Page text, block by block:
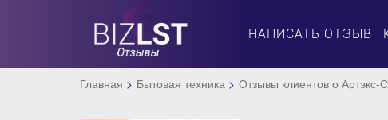
НАПИСАТЬ ОТЗЫВ
Главная Бытовая техника Отзывы клиентов о Артэкс-